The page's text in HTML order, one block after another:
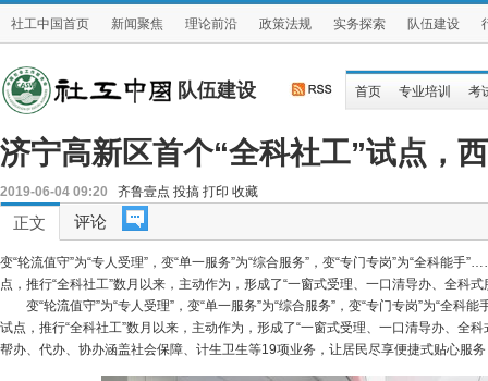
社工中国首页 新闻聚焦 理论前沿 政策法规 实务探索 队伍建设
队伍建设 首页 专业培训 考
济宁高新区首个“全科社工”试点，
2019-06-04 09:20 齐鲁壹点 投搞 打印 收藏
正文 评论
变“轮流值守”为“专人受理”，变“单一服务”为“综合服务”，变“专门专岗”为“全科能
点，推行“全科社工”数月以来，主动作为，形成了“一窗式受理、一口清导办、全科
变“轮流值守”为“专人受理”，变“单一服务”为“综合服务”，变“专门专岗”为“全
试点，推行“全科社工”数月以来，主动作为，形成了“一窗式受理、一口清导办、全
帮办、代办、协办涵盖社会保障、计生卫生等19项业务，让居民尽享便捷式贴心服务